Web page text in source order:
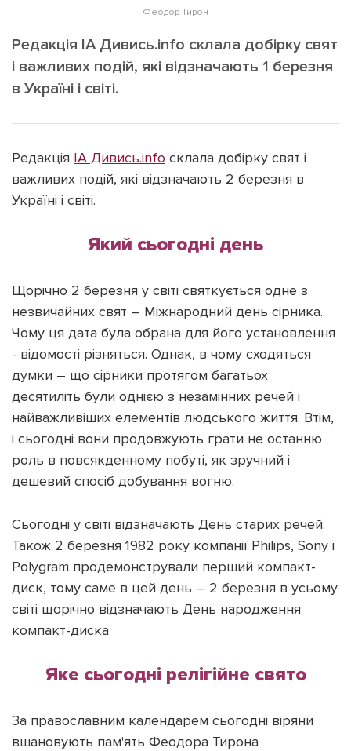
Ініціативи
Лонгріди
Зв'язатися з нами
Політика конфіденційності
Підтримати dyvys.info
Феодор Тирон
Редакція ІА Дивись.info склала добірку свят
і важливих подій, які відзначають 1 березня
в Україні і світі.
Редакція ІА Дивись.info склала добірку свят і
важливих подій, які відзначають 2 березня в
Україні і світі.
Який сьогодні день
Щорічно 2 березня у світі святкується одне з
незвичайних свят – Міжнародний день сірника.
Чому ця дата була обрана для його установлення
- відомості різняться. Однак, в чому сходяться
думки – що сірники протягом багатьох
десятиліть були однією з незамінних речей і
найважливіших елементів людського життя. Втім,
і сьогодні вони продовжують грати не останню
роль в повсякденному побуті, як зручний і
дешевий спосіб добування вогню.
Сьогодні у світі відзначають День старих речей.
Також 2 березня 1982 року компанії Philips, Sony і
Polygram продемонстрували перший компакт-
диск, тому саме в цей день – 2 березня в усьому
світі щорічно відзначають День народження
компакт-диска
Яке сьогодні релігійне свято
За православним календарем сьогодні віряни
вшановують пам'ять Феодора Тирона